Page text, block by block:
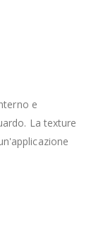
e
La texture